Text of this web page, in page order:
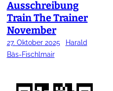
Ausschreibung
Train The Trainer
November
27. Oktober 2025
Harald
Bäs-Fischlmair